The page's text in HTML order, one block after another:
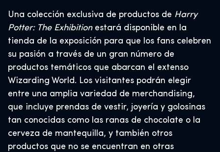
Una colección exclusiva de productos de Harry
Potter: The Exhibitionestará disponible en la
tienda de la exposición para que los fans celebren
su pasión a través de un gran número de
productos temáticos que abarcan el extenso
Wizarding World. Los visitantes podrán elegir
entre una amplia variedad de merchandising,
que incluye prendas de vestir, joyería y golosinas
tan conocidas como las ranas de chocolate o la
cerveza de mantequilla, y también otros
productos que no se encuentran en otras